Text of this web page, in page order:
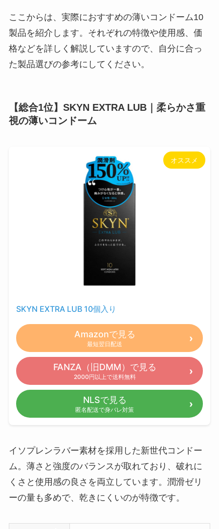
ここからは、実際におすすめの薄いコンドーム10
製品を紹介します。それぞれの特徴や使用感、価
格などを詳しく解説していますので、自分に合っ
た製品選びの参考にしてください。
【総合1位】SKYN EXTRA LUB｜柔らかさ重
視の薄いコンドーム
オススメ
SKYN EXTRA LUB 10個入り
Amazonで見る
最短翌日配送
FANZA（旧DMM）で見る
2000円以上で送料無料
NLSで見る
匿名配送で身バレ対策
イソプレンラバー素材を採用した新世代コンドー
ム。薄さと強度のバランスが取れており、破れに
くさと使用感の良さを両立しています。潤滑ゼリ
ーの量も多めで、乾きにくいのが特徴です。